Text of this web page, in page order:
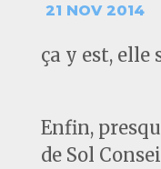
21 NOV 2014
ça y est, elle
Enfin,
de Sol